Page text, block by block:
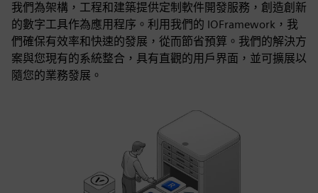
我們為架構，工程和建築提供定制軟件開發服務，創造創新
的數字工具作為應用程序。利用我們的 IOFramework，我
們確保有效率和快速的發展，從而節省預算。我們的解決方
案與您現有的系統整合，具有直觀的用戶界面，並可擴展以
隨您的業務發展。